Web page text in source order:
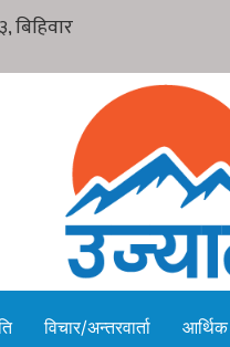
विचार/अन्तरवार्ता आर्थिक